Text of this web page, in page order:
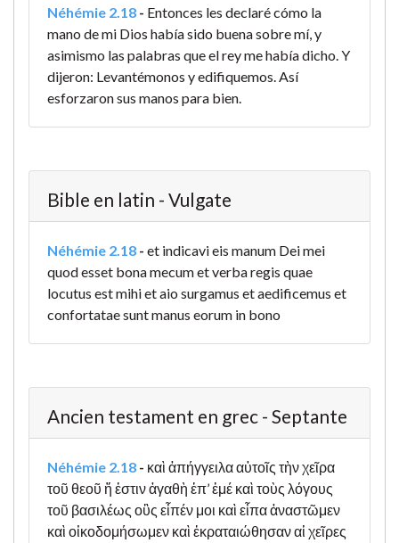
Néhémie 2.18 - Entonces les declaré cómo la
mano de mi Dios había sido buena sobre mí, y
asimismo las palabras que el rey me había dicho. Y
dijeron: Levantémonos y edifiquemos. Así
esforzaron sus manos para bien.
Bible en latin - Vulgate
Néhémie 2.18 - et indicavi eis manum Dei mei
quod esset bona mecum et verba regis quae
locutus est mihi et aio surgamus et aedificemus et
confortatae sunt manus eorum in bono
Ancien testament en grec - Septante
Néhémie 2.18 - καὶ ἀπήγγειλα αὐτοῖς τὴν χεῖρα
τοῦ θεοῦ ἥ ἐστιν ἀγαθὴ ἐπ’ ἐμέ καὶ τοὺς λόγους
τοῦ βασιλέως οὓς εἶπέν μοι καὶ εἶπα ἀναστῶμεν
καὶ οἰκοδομήσωμεν καὶ ἐκραταιώθησαν αἱ χεῖρες